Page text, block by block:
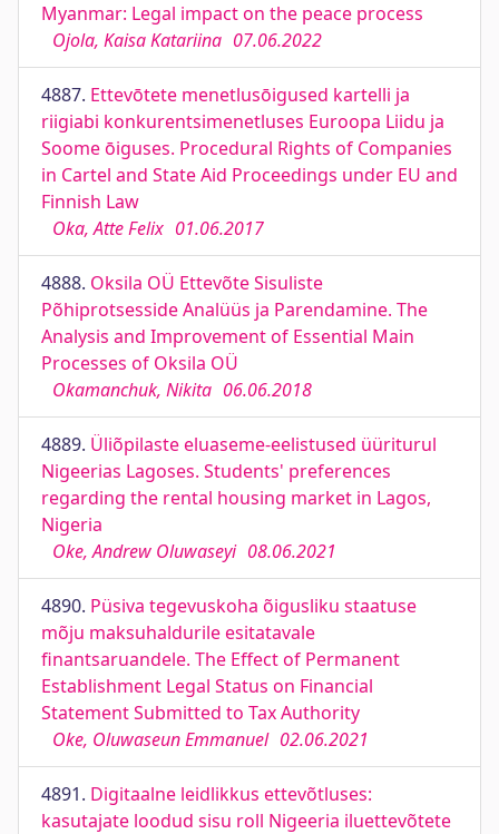
Myanmar: Legal impact on the peace process
Ojola, Kaisa Katariina 07.06.2022
4887. Ettevōtete menetlusōigused kartelli ja
riigiabi konkurentsimenetluses Euroopa Liidu ja
Soome ōiguses. Procedural Rights of Companies
in Cartel and State Aid Proceedings under EU and
Finnish Law
Oka, Atte Felix 01.06.2017
4888. Oksila OÜ Ettevõte Sisuliste
Põhiprotsesside Analüüs ja Parendamine. The
Analysis and Improvement of Essential Main
Processes of Oksila OÜ
Okamanchuk, Nikita 06.06.2018
4889. Üliõpilaste eluaseme-eelistused üüriturul
Nigeerias Lagoses. Students' preferences
regarding the rental housing market in Lagos,
Nigeria
Oke, Andrew Oluwaseyi 08.06.2021
4890. Püsiva tegevuskoha õigusliku staatuse
mõju maksuhaldurile esitatavale
finantsaruandele. The Effect of Permanent
Establishment Legal Status on Financial
Statement Submitted to Tax Authority
Oke, Oluwaseun Emmanuel 02.06.2021
4891. Digitaalne leidlikkus ettevõtluses:
kasutajate loodud sisu roll Nigeeria iluettevõtete